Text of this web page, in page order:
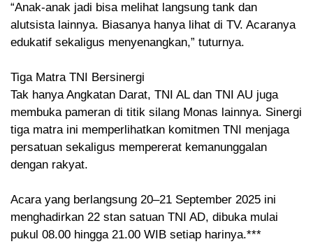
‎“Anak-anak jadi bisa melihat langsung tank dan
alutsista lainnya. Biasanya hanya lihat di TV. Acaranya
edukatif sekaligus menyenangkan,” tuturnya.
‎Tiga Matra TNI Bersinergi
‎Tak hanya Angkatan Darat, TNI AL dan TNI AU juga
membuka pameran di titik silang Monas lainnya. Sinergi
tiga matra ini memperlihatkan komitmen TNI menjaga
persatuan sekaligus mempererat kemanunggalan
dengan rakyat.
‎Acara yang berlangsung 20–21 September 2025 ini
menghadirkan 22 stan satuan TNI AD, dibuka mulai
pukul 08.00 hingga 21.00 WIB setiap harinya.***